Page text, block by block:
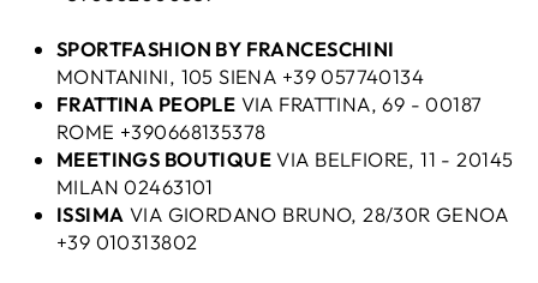
SPORTFASHION BY FRANCESCHINI
MONTANINI, 105 SIENA +39 057740134
FRATTINA PEOPLE VIA FRATTINA, 69 - 00187
ROME +390668135378
MEETINGS BOUTIQUEVIA BELFIORE, 11 - 20145
MILAN 02463101
ISSIMA VIA GIORDANO BRUNO, 28/30R GENOA
+39 010313802